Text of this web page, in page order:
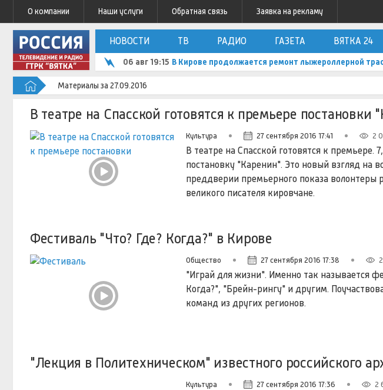
О компании Наши услуги Обратная связь Заявка на рекламу
НОВОСТИ ТВ РАДИО ГАЗЕТА ВЯТКА 24
06 авг 19:15 В Кирове продолжается ремонт лыжероллерной
Материалы за 27.09.2016
В театре на Спасской готовятся к премьере постановки
Культура 27 сентября 2016 17:41 2
В театре на Спасской готовятся к премьере.
постановку "Каренин". Это новый взгляд на
преддверии премьерного показа волонтеры
великого писателя кировчане.
Фестиваль "Что? Где? Когда?" в Кирове
Общество 27 сентября 2016 17:38
"Играй для жизни". Именно так называется
Когда?", "Брейн-рингу" и другим.
команд из других регионов.
"Лекция в Политехническом" известного российского
Культура 27 сентября 2016 17:36 2